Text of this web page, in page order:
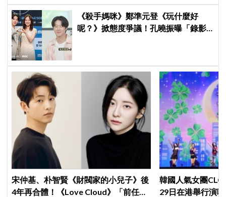
《殺手媽咪》鄭準元登《玩什麼好
呢？》掀態度爭議！孔曉振曝「錄影
宋仲基、朴智賢《財閥家的小兒子》後
4年再合體！《Love Cloud》「前任見
韓國人氣女團CLC
29日在港舉行演